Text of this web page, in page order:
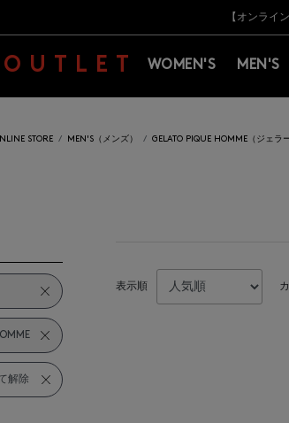
新規登録のお客様も対象！＜MY【オンライ
【夏熊
新規登録のお客様も対象！＜MY
OUTLET WOMEN'S MEN'S
STORE MEN'S（メンズ） GELATO PIQUE HOMME（ジェラ
解除
表示順